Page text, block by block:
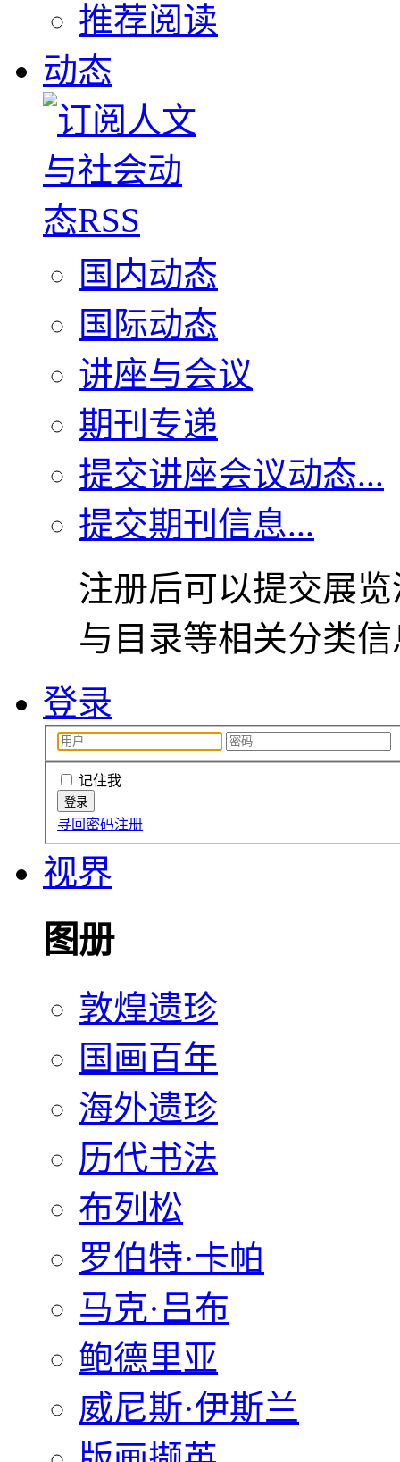
推荐阅读
动态
国内动态
国际动态
讲座与会议
期刊专递
提交讲座会议动态...
提交期刊信息...
注册后可以提交展
与目录等相关分类
登录
记住我
寻回密码注册
视界
图册
敦煌遗珍
国画百年
海外遗珍
历代书法
布列松
罗伯特·卡帕
马克·吕布
鲍德里亚
威尼斯·伊斯兰